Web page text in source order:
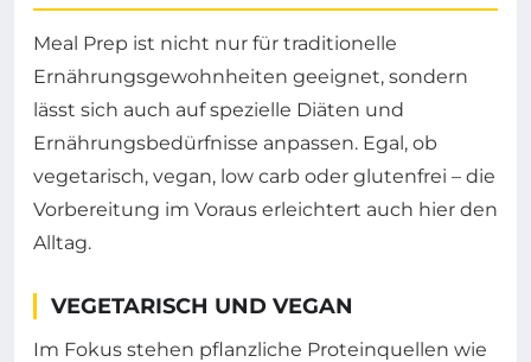
Meal Prep ist nicht nur für traditionelle
Ernährungsgewohnheiten geeignet, sondern
lässt sich auch auf spezielle Diäten und
Ernährungsbedürfnisse anpassen. Egal, ob
vegetarisch, vegan, low carb oder glutenfrei – die
Vorbereitung im Voraus erleichtert auch hier den
Alltag.
VEGETARISCH UND VEGAN
Im Fokus stehen pflanzliche Proteinquellen wie